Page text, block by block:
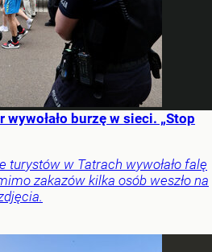
burzę w sieci. „Stop
turystów w Tatrach wywołało falę
zakazów kilka osób weszło na